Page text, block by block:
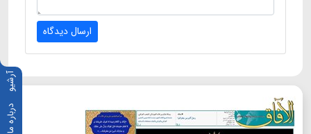
آرشیو
درباره ما
ارسال دیدگاه